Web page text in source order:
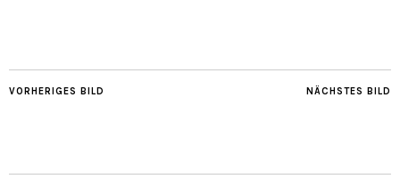
NÄCHSTES BILD
VORHERIGES BILD